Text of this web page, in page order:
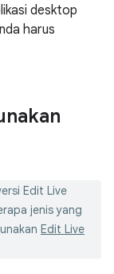
desktop
harus
Edit Live
jenis yang
Edit Live